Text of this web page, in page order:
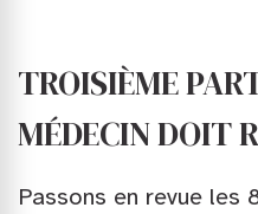
TROISIÈME
MÉDECIN DOIT
Passons en revue les